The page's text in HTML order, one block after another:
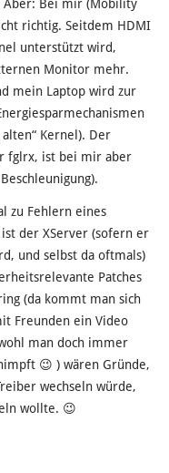
Aber: Bei mir (Mobility
richtig. Seitdem HDMI
unterstützt wird,
Monitor mehr.
mein Laptop wird zur
Kernel). Der
fglrx, ist bei mir aber
zu Fehlern eines
der XServer (sofern er
und selbst da oftmals)
Patches
(da kommt man sich
Freunden ein Video
man doch immer
😉 ) wären Gründe,
wechseln würde,
wollte. 😉